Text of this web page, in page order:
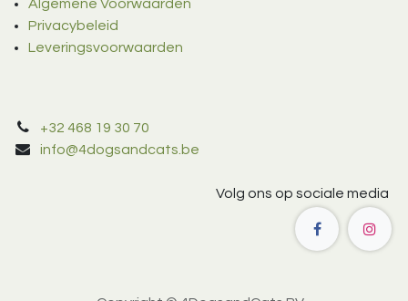
Algemene Voorwaarden
Privacybeleid
Leveringsvoorwaarden
+32 468 19 30 70
info@4dogsandcats.be
Volg ons op sociale media